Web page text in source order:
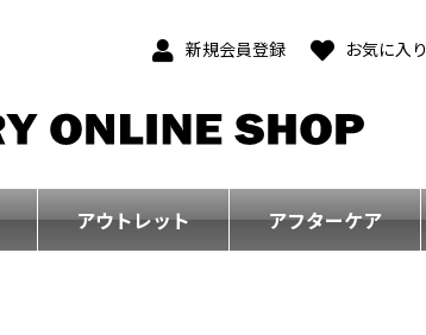
新規会員登録 お気に入り
アウトレット アフターケア